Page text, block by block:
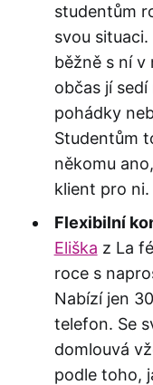
studentům
svou
běžně s ní v
občas jí
pohádky
Studentům
někomu
klient pro ni.
Flexibilní
Eliška z La
roce s
Nabízí jen
telefon. Se
domlouvá
podle toho,